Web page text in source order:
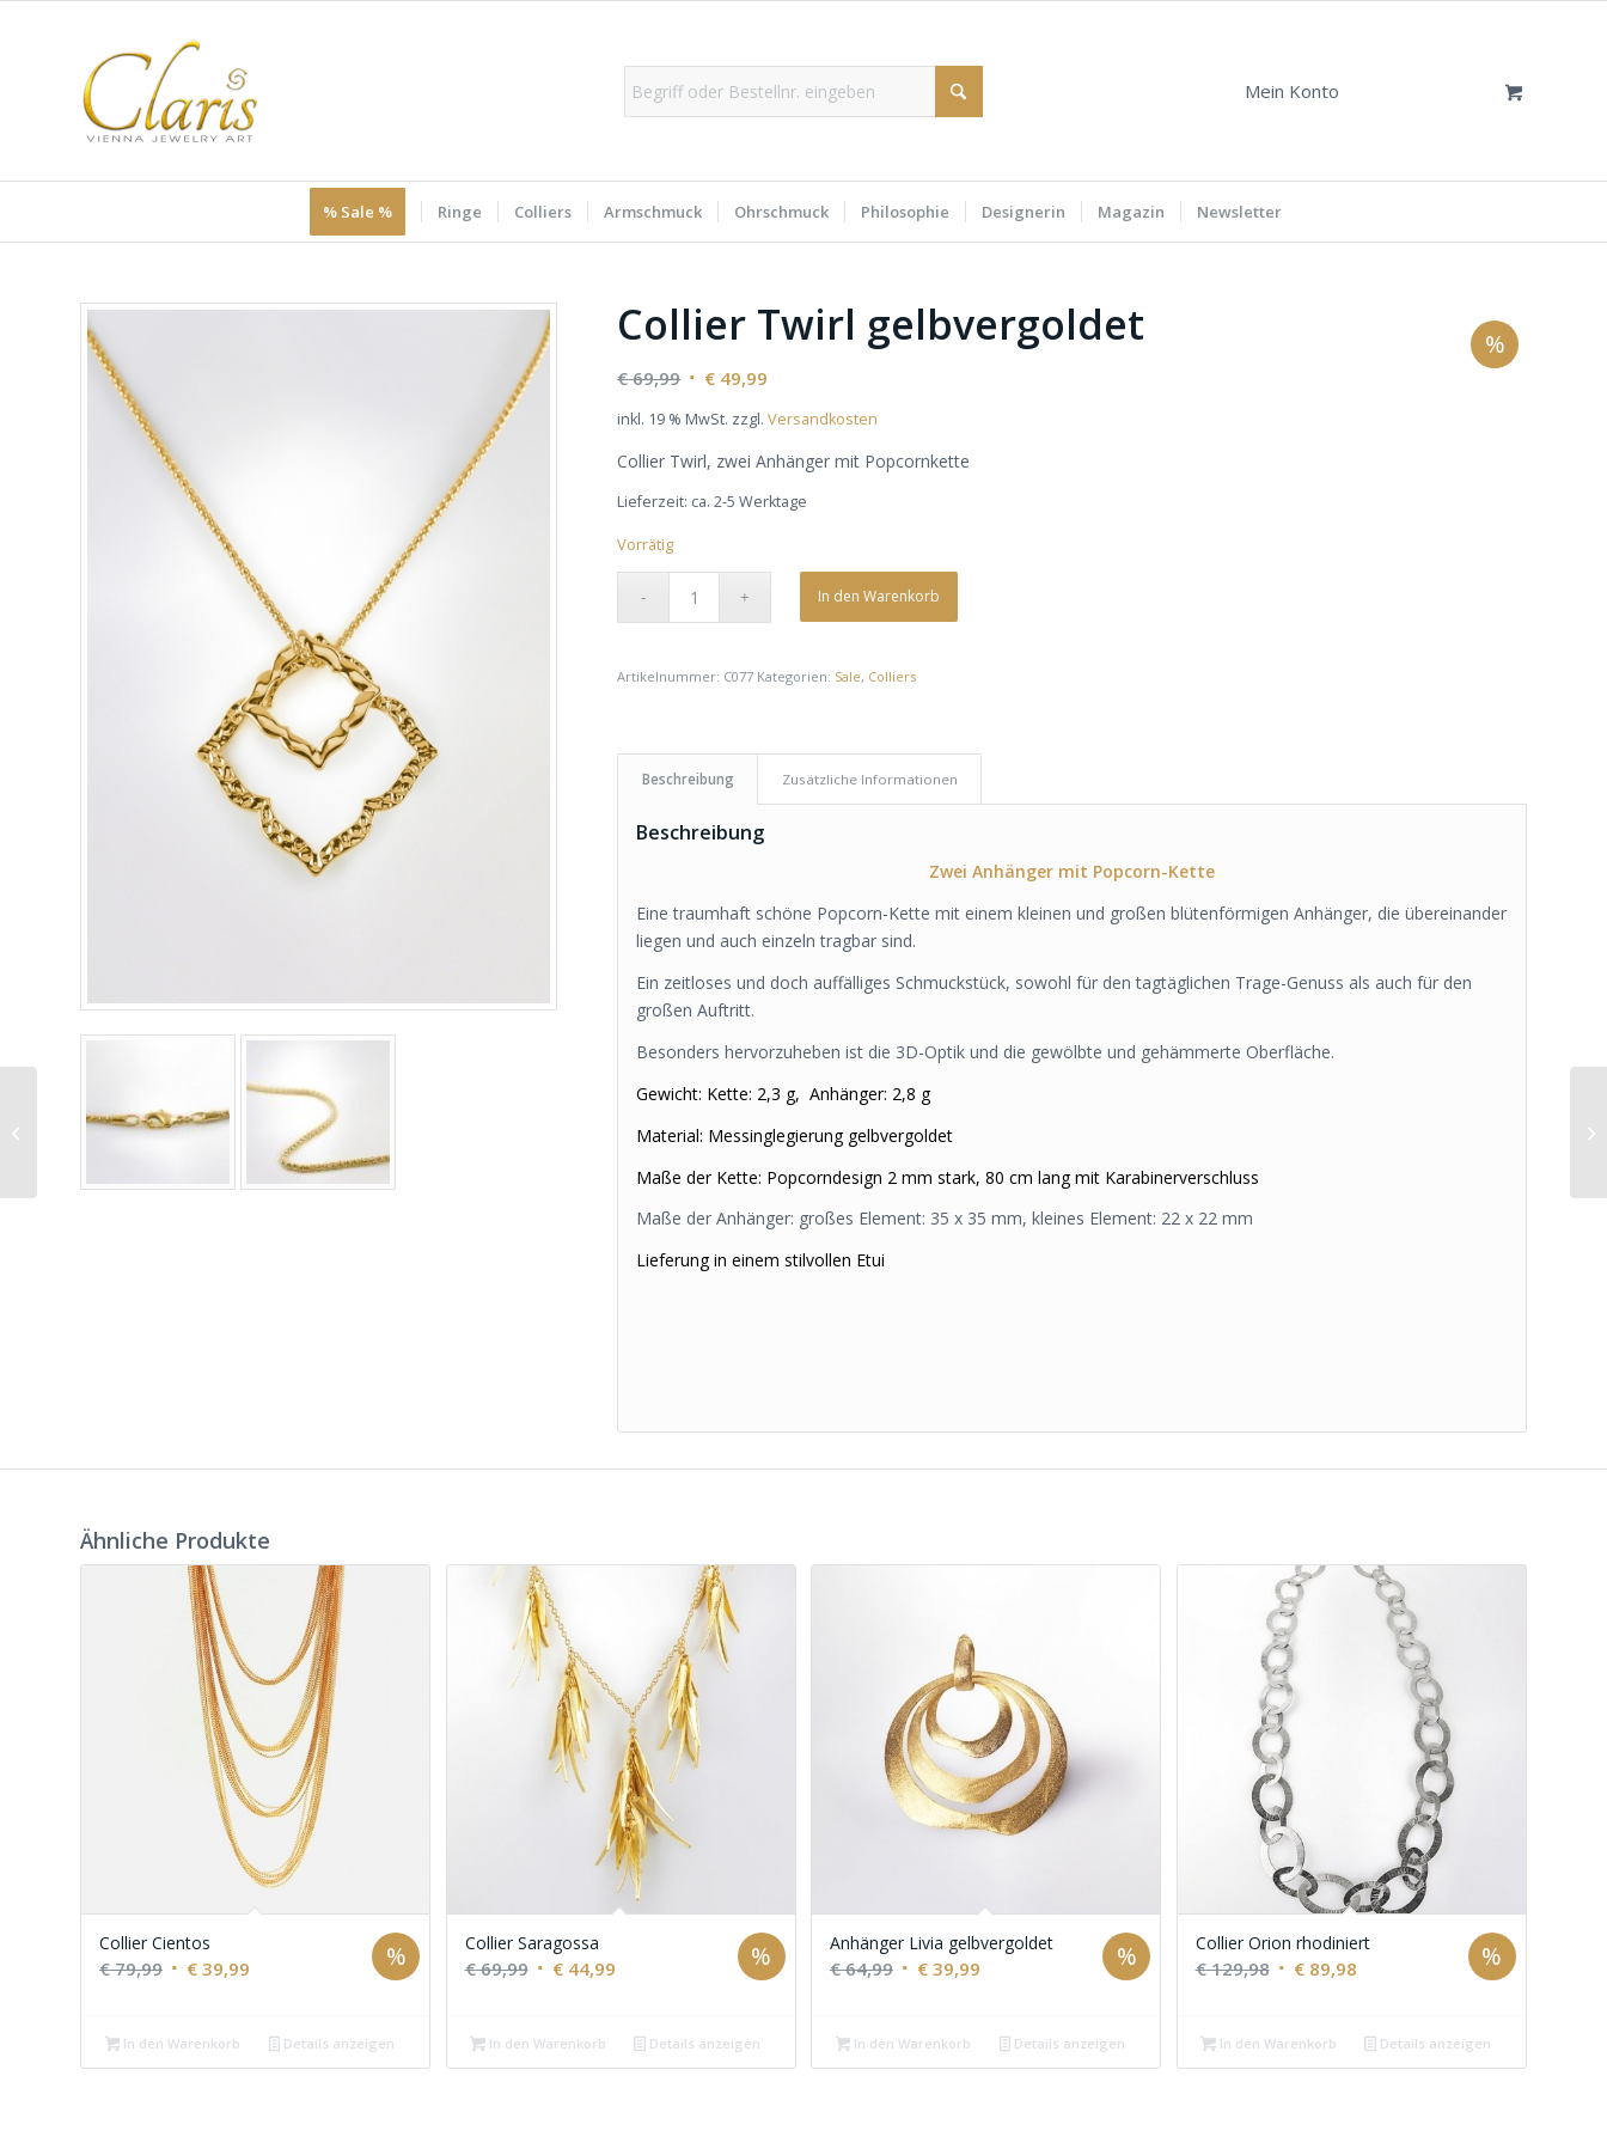
Mein Konto
% Sale % Ringe Colliers Armschmuck Ohrschmuck Philosophie Designerin Magazin Newsletter
%
Collier Twirl gelbvergoldet
€69,99 Ursprünglicher
€ 69,99
€ 49,99
€ 49,99.
inkl. 19 % MwSt. zzgl.Versandkosten
Collier Twirl, zwei Anhänger mit Popcornkette
Lieferzeit: ca. 2-5 Werktage
Vorrätig
In den Warenkorb
Artikelnummer: C077 Kategorien: Sale, Colliers
Beschreibung Zusätzliche Informationen
Beschreibung
Zwei Anhänger mit Popcorn-Kette
Eine traumhaft schöne Popcorn-Kette mit einem kleinen und großen blütenförmigen Anhänger, die übereinander
liegen und auch einzeln tragbar sind.
Ein zeitloses und doch auffälliges Schmuckstück, sowohl für den tagtäglichen Trage-Genuss als auch für den
großen Auftritt.
Besonders hervorzuheben ist die 3D-Optik und die gewölbte und gehämmerte Oberfläche.
Gewicht: Kette: 2,3 g, Anhänger: 2,8 g
Material: Messinglegierung gelbvergoldet
Maße der Kette: Popcorndesign 2 mm stark, 80 cm lang mit Karabinerverschluss
Maße der Anhänger: großes Element: 35 x 35 mm, kleines Element: 22 x 22 mm
Lieferung in einem stilvollen Etui
Ähnliche Produkte
Collier Cientos
€79,99 Ursprünglicher
€ 79,99
€ 39,99
€ 39,99.
%
In den Warenkorb Details anzeigen
Collier Saragossa
€69,99 Ursprünglicher
€ 69,99
€44,99Aktueller
€ 44,99.
%
In den Warenkorb Details anzeigen
Anhänger Livia gelbvergoldet
€64,99 Ursprünglicher
€ 64,99
€ 39,99
€ 39,99.
%
In den Warenkorb Details anzeigen
Collier Orion rhodiniert
€129,98 Ursprünglicher
€ 129,98
€89,98Aktueller
€ 89,98.
%
In den Warenkorb Details anzeigen
Collier Opus